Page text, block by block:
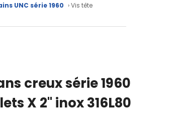
UNC série 1960 › Vis tête
creux série 1960
X 2" inox 316L80